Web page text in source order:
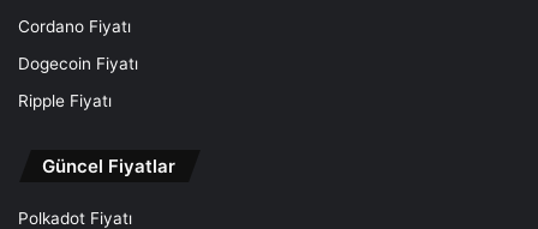
Cordano Fiyatı
Dogecoin Fiyatı
Ripple Fiyatı
Güncel Fiyatlar
Polkadot Fiyatı